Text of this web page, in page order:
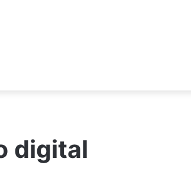
digital